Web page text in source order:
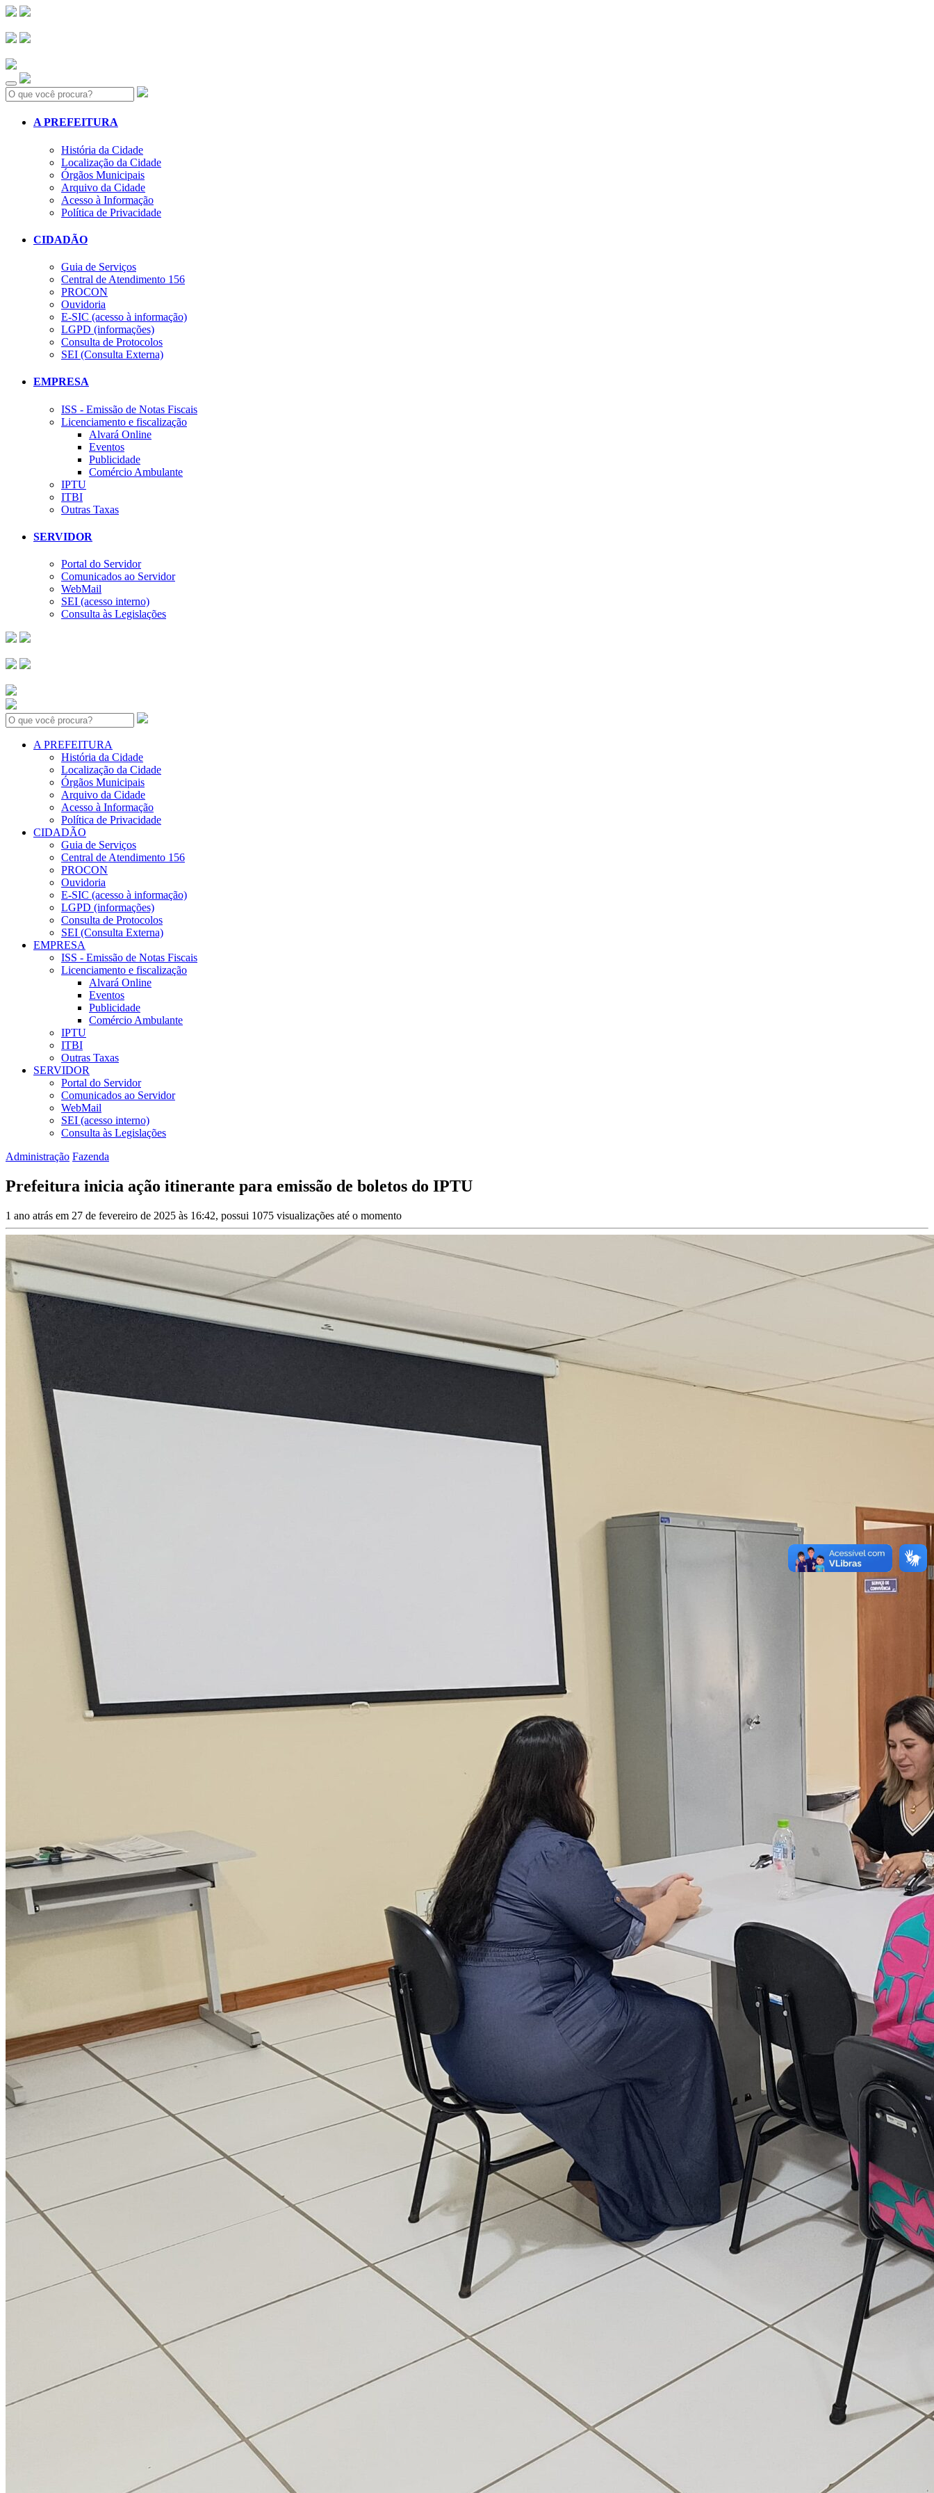
Search:
A PREFEITURA
História da Cidade
Localização da Cidade
Órgãos Municipais
Arquivo da Cidade
Acesso à Informação
Política de Privacidade
CIDADÃO
Guia de Serviços
Central de Atendimento 156
PROCON
Ouvidoria
E-SIC (acesso à informação)
LGPD (informações)
Consulta de Protocolos
SEI (Consulta Externa)
EMPRESA
ISS - Emissão de Notas Fiscais
Licenciamento e fiscalização
Alvará Online
Eventos
Publicidade
Comércio Ambulante
IPTU
ITBI
Outras Taxas
SERVIDOR
Portal do Servidor
Comunicados ao Servidor
WebMail
SEI (acesso interno)
Consulta às Legislações
Search:
A PREFEITURA
História da Cidade
Localização da Cidade
Órgãos Municipais
Arquivo da Cidade
Acesso à Informação
Política de Privacidade
CIDADÃO
Guia de Serviços
Central de Atendimento 156
PROCON
Ouvidoria
E-SIC (acesso à informação)
LGPD (informações)
Consulta de Protocolos
SEI (Consulta Externa)
EMPRESA
ISS - Emissão de Notas Fiscais
Licenciamento e fiscalização
Alvará Online
Eventos
Publicidade
Comércio Ambulante
IPTU
ITBI
Outras Taxas
SERVIDOR
Portal do Servidor
Comunicados ao Servidor
WebMail
SEI (acesso interno)
Consulta às Legislações
Administração Fazenda
Prefeitura inicia ação itinerante para emissão de boletos do IPTU
1 ano atrás em 27 de fevereiro de 2025 às 16:42, possui 1075 visualizações até o momento